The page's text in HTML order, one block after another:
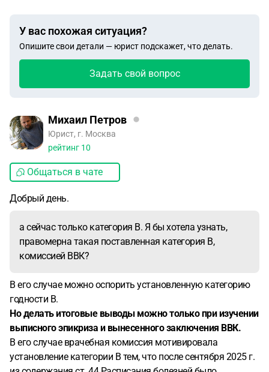
У вас похожая ситуация?
Опишите свои детали — юрист подскажет, что делать.
Задать свой вопрос
Михаил Петров
Юрист, г. Москва
рейтинг 10
Общаться в чате
Добрый день.
а сейчас только категория В. Я бы хотела узнать,
правомерна такая поставленная категория В,
комиссией ВВК?
В его случае можно оспорить установленную категорию
годности В.
Но делать итоговые выводы можно только при изучении
выписного эпикриза и вынесенного заключения ВВК.
В его случае врачебная комиссия мотивировала
установление категории В тем, что после сентября 2025 г.